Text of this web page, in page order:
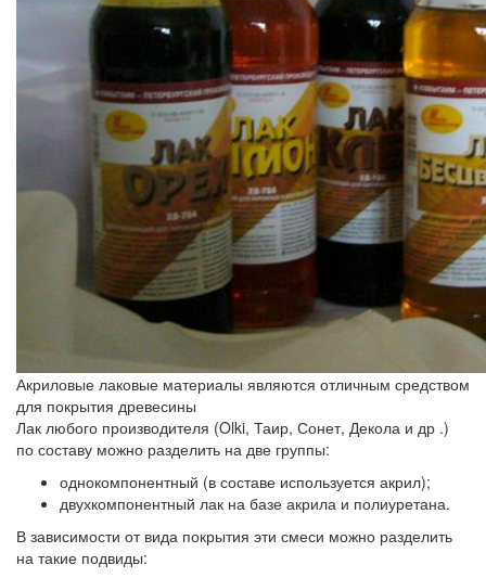
Акриловые лаковые материалы являются отличным средством
для покрытия древесины
Лак любого производителя (Olki, Таир, Сонет, Декола и др .)
по составу можно разделить на две группы:
однокомпонентный (в составе используется акрил);
двухкомпонентный лак на базе акрила и полиуретана.
В зависимости от вида покрытия эти смеси можно разделить
на такие подвиды: